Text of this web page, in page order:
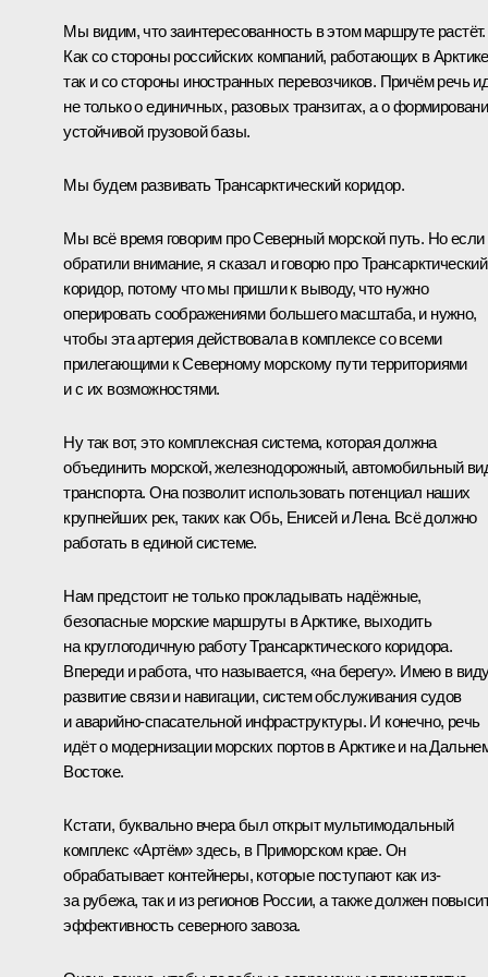
Мы видим, что заинтересованность в этом маршруте растёт.
Как со стороны российских компаний, работающих в
так и со стороны иностранных перевозчиков. Причём речь
не только о единичных, разовых транзитах, а о
устойчивой грузовой базы.
Мы будем развивать Трансарктический коридор.
Мы всё время говорим про Северный морской путь. Но
обратили внимание, я сказал и говорю про Трансарктический
коридор, потому что мы пришли к выводу, что нужно
оперировать соображениями большего масштаба, и нужно,
чтобы эта артерия действовала в комплексе со всеми
прилегающими к Северному морскому пути территориями
и с их возможностями.
Ну так вот, это комплексная система, которая должна
объединить морской, железнодорожный, автомобильный
транспорта. Она позволит использовать потенциал наших
крупнейших рек, таких как Обь, Енисей и Лена. Всё должно
работать в единой системе.
Нам предстоит не только прокладывать надёжные,
безопасные морские маршруты в Арктике, выходить
на круглогодичную работу Трансарктического коридора.
Впереди и работа, что называется, «на берегу». Имею в
развитие связи и навигации, систем обслуживания судов
и аварийно-спасательной инфраструктуры. И конечно, речь
идёт о модернизации морских портов в Арктике и на
Востоке.
Кстати, буквально вчера был открыт мультимодальный
комплекс «Артём» здесь, в Приморском крае. Он
обрабатывает контейнеры, которые поступают как из-
за рубежа, так и из регионов России, а также должен
эффективность северного завоза.